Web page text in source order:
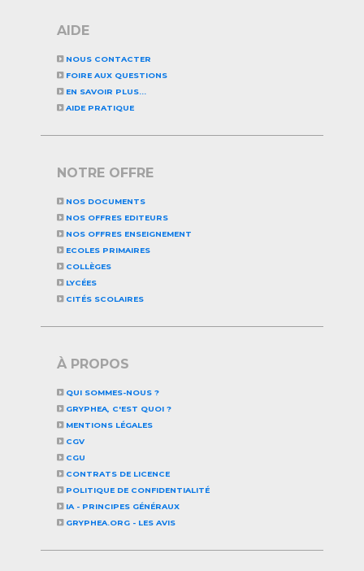
AIDE
NOUS CONTACTER
FOIRE AUX QUESTIONS
EN SAVOIR PLUS...
AIDE PRATIQUE
NOTRE OFFRE
NOS DOCUMENTS
NOS OFFRES EDITEURS
NOS OFFRES ENSEIGNEMENT
ECOLES PRIMAIRES
COLLÈGES
LYCÉES
CITÉS SCOLAIRES
À PROPOS
QUI SOMMES-NOUS ?
GRYPHEA, C'EST QUOI ?
MENTIONS LÉGALES
CGV
CGU
CONTRATS DE LICENCE
POLITIQUE DE CONFIDENTIALITÉ
IA - PRINCIPES GÉNÉRAUX
GRYPHEA.ORG - LES AVIS